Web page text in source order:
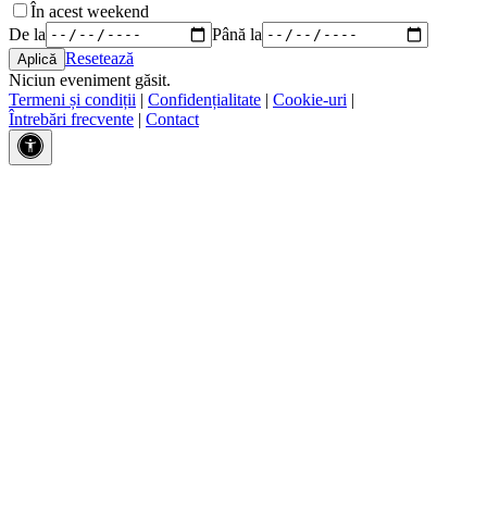
În acest weekend
De la
Până la
Resetează
Niciun eveniment găsit.
Termeni și condiții | Confidențialitate | Cookie-uri |
Întrebări frecvente | Contact